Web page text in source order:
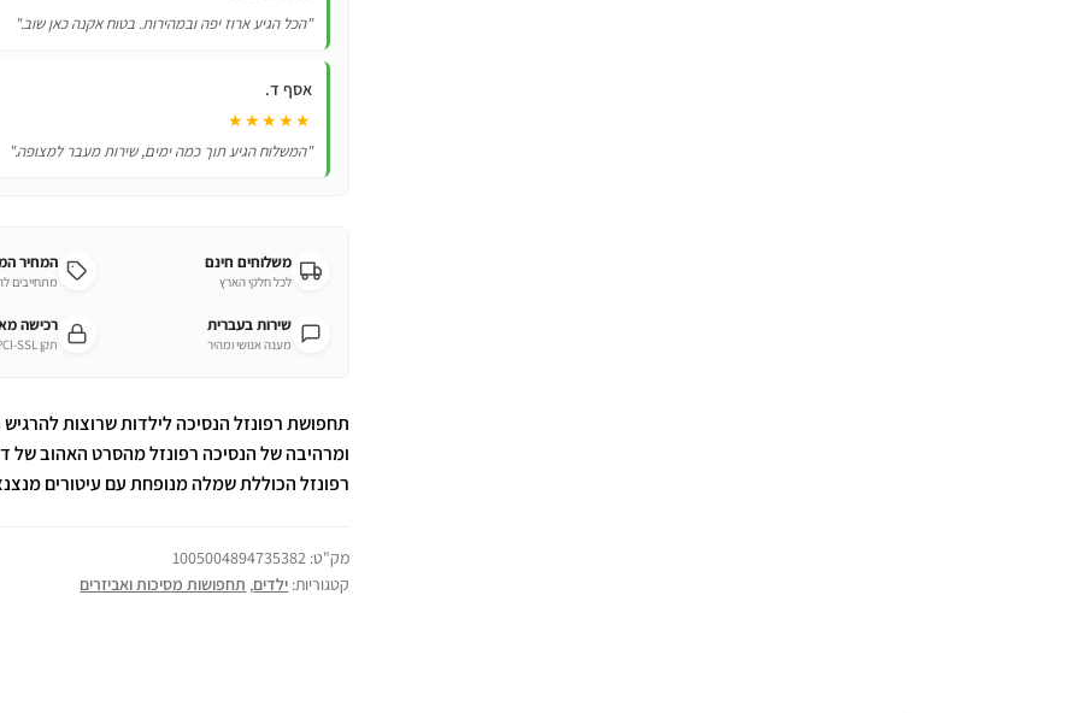
"הכל הגיע ארוז יפה ובמהירות. בטוח אקנה כאן שוב."
אסף ד.
★★★★★
"המשלוח הגיע תוך כמה ימים, שירות מעבר למצופה."
משלוחים חינם
לכל חלקי הארץ
המחיר
מתחייבים
שירות בעברית
מענה אנושי ומהיר
רכישה
תקן PCI-SSL מחמיר
תחפושת רפונזל הנסיכה לילדות שרוצות
ומרהיבה של הנסיכה רפונזל מהסרט האהוב של
רפונזל הכוללת שמלה מנופחת עם עיטורים
מק"ט: 1005004894735382
קטגוריות: ילדים, תחפושות מסיכות ואביזרים